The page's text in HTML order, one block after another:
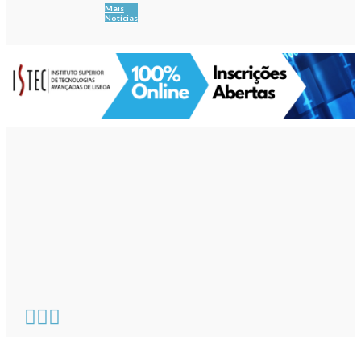
Mais
Notícias